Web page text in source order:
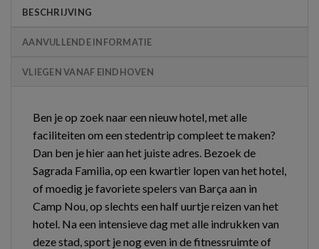
BESCHRIJVING
AANVULLENDE INFORMATIE
VLIEGEN VANAF EINDHOVEN
Ben je op zoek naar een nieuw hotel, met alle
faciliteiten om een stedentrip compleet te maken?
Dan ben je hier aan het juiste adres. Bezoek de
Sagrada Familia, op een kwartier lopen van het hotel,
of moedig je favoriete spelers van Barça aan in
Camp Nou, op slechts een half uurtje reizen van het
hotel. Na een intensieve dag met alle indrukken van
deze stad, sport je nog even in de fitnessruimte of